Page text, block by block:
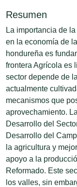
Resumen
La importancia de
en la economía de
hondureña es
frontera Agrícola es
sector depende de
actualmente
mecanismos que
aprovechamiento.
Desarrollo del
Desarrollo del
la agricultura y
apoyo a la
Reformado. Este
los valles, sin